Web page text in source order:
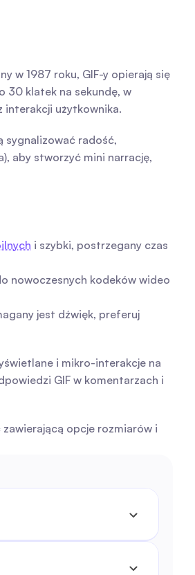
w 1987 roku, GIF-y opierają się
30 klatek na sekundę, w
interakcji użytkownika.
sygnalizować radość,
aby stworzyć mini narrację,
i szybki, postrzegany czas
nowoczesnych kodeków wideo
jest dźwięk, preferuj
i mikro-interakcje na
GIF w komentarzach i
opcje rozmiarów i